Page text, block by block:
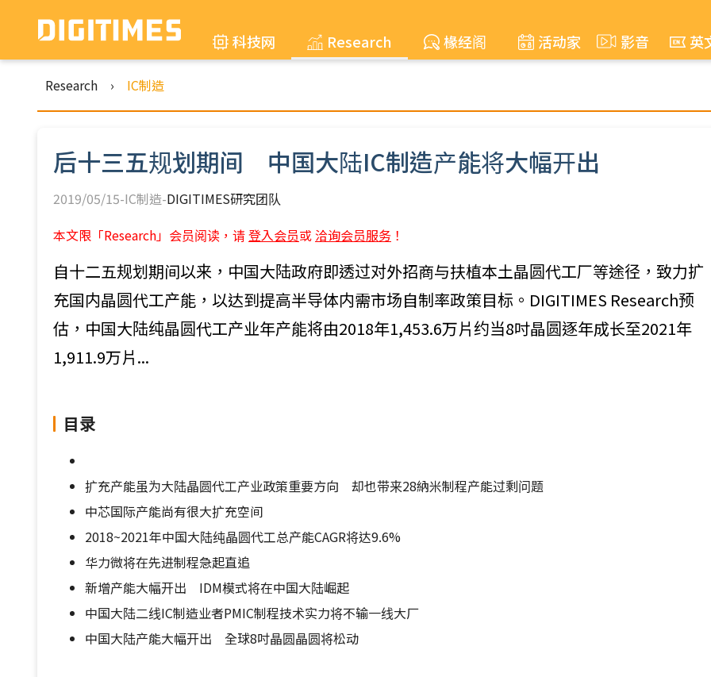
科技网 Research 椽经阁 活动家 影音 英
Research › IC制造
后十三五规划期间 中国大陆IC制造产能将大幅开出
2019/05/15-IC制造-DIGITIMES研究团队
本文限「Research」会员阅读，请登入会员或 洽询会员服务 ！
自十二五规划期间以来，中国大陆政府即透过对外招商与扶植本土晶圆代工厂等途径，致力扩
充国内晶圆代工产能，以达到提高半导体内需市场自制率政策目标。DIGITIMES Research预
估，中国大陆纯晶圆代工产业年产能将由2018年1,453.6万片约当8吋晶圆逐年成长至2021年
1,911.9万片...
目录
扩充产能虽为大陆晶圆代工产业政策重要方向 却也带来28納米制程产能过剩问题
中芯国际产能尚有很大扩充空间
2018~2021年中国大陆纯晶圆代工总产能CAGR将达9.6%
华力微将在先进制程急起直追
新增产能大幅开出 IDM模式将在中国大陆崛起
中国大陆二线IC制造业者PMIC制程技术实力将不输一线大厂
中国大陆产能大幅开出 全球8吋晶圆晶圆将松动